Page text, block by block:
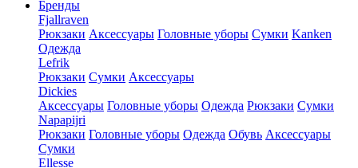
Бренды
Fjallraven
Рюкзаки Аксессуары Головные уборы Сумки Kanken
Одежда
Lefrik
Рюкзаки Сумки Аксессуары
Dickies
Аксессуары Головные уборы Одежда Рюкзаки Сумки
Napapijri
Рюкзаки Головные уборы Одежда Обувь Аксессуары
Сумки
Ellesse